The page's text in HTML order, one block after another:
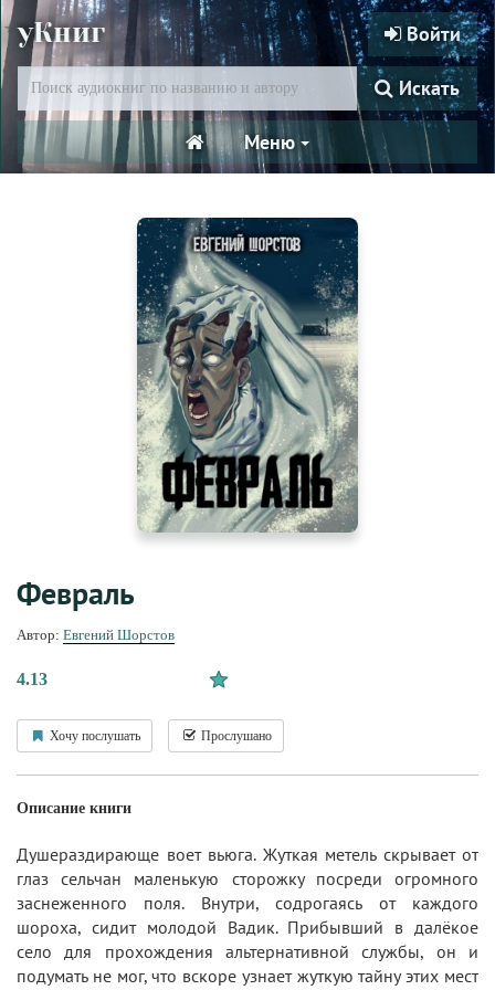
уКниг Войти
Искать
Меню
Февраль
Автор: Евгений Шорстов
4.13
Хочу послушать Прослушано
Описание книги
Душераздирающе воет вьюга. Жуткая метель скрывает от
глаз сельчан маленькую сторожку посреди огромного
заснеженного поля. Внутри, содрогаясь от каждого
шороха, сидит молодой Вадик. Прибывший в далёкое
село для прохождения альтернативной службы, он и
подумать не мог, что вскоре узнает жуткую тайну этих мест